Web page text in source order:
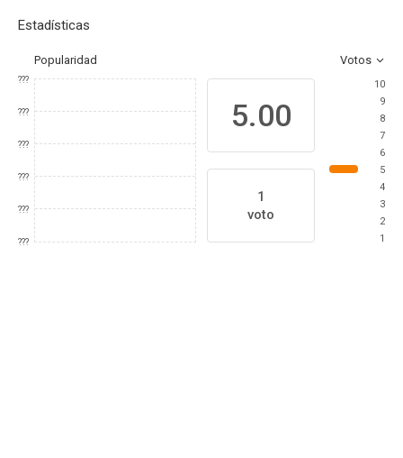
Estadísticas
Popularidad Votos
???
???
???
???
???
???
5.00
1
voto
10
9
8
7
6
5
4
3
2
1